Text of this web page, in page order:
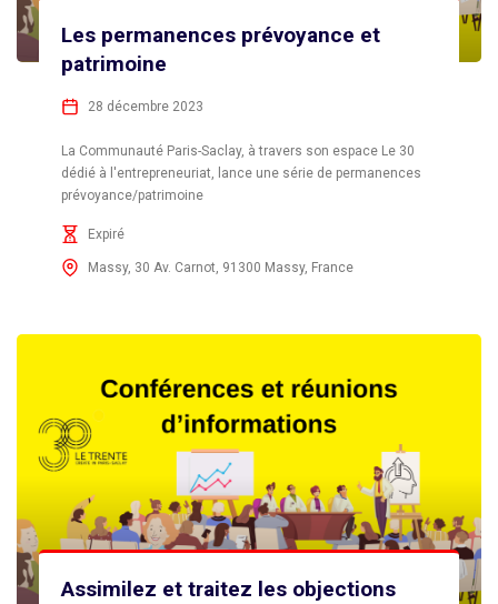
Les permanences prévoyance et
patrimoine
28 décembre 2023
La Communauté Paris-Saclay, à travers son espace Le 30
dédié à l'entrepreneuriat, lance une série de permanences
prévoyance/patrimoine
Expiré
Massy, 30 Av. Carnot, 91300 Massy, France
Assimilez et traitez les objections